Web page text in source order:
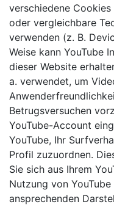
verschiedene
oder vergleichbare
verwenden (z. B.
Weise kann YouTube
dieser Website
a. verwendet, um
Betrugsversuchen
YouTube-Account
YouTube, Ihr
Profil zuzuordnen.
Sie sich aus Ihrem
Nutzung von
ansprechenden